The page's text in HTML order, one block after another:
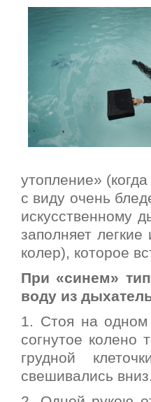
утопление»
с виду очень
искусственному
заполняет
колер), которое
При «синем»
воду из
1. Стоя на одном
согнутое колено
грудной
свешивались вниз.